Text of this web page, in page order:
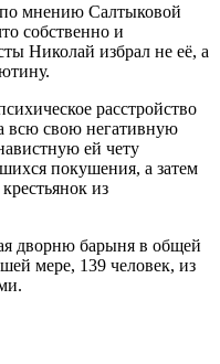
мнению Салтыковой
собственно и
Николай избрал не её, а
расстройство
всю свою негативную
ей чету
покушения, а затем
из
дворню барыня в общей
мере, 139 человек, из